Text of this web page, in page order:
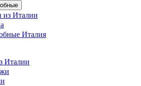
Италии
Италия
Италии